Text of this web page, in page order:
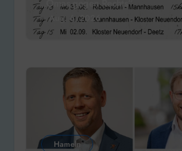
„Omas gegen Rechts“
Aug. 6, 2026
Hameln